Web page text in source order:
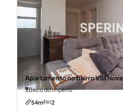
Apartamento no bairro Vila Nova
Beco do Imperio
54m²
2